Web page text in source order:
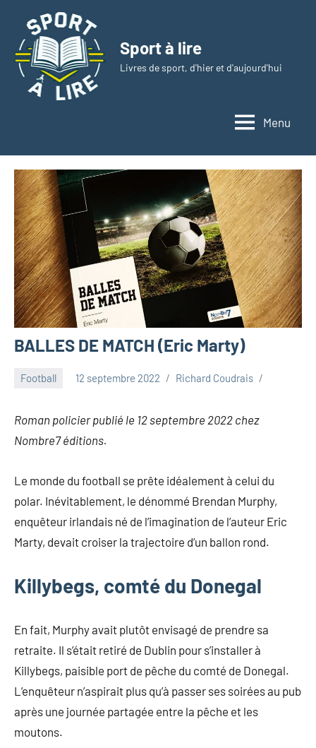
contenu
Sport à lire
Livres de sport, d'hier et d'aujourd'hui
Menu
BALLES DE MATCH (Eric Marty)
Football 12 septembre 2022 Richard Coudrais
Roman policier publié le 12 septembre 2022 chez
Nombre7 éditions.
Le monde du football se prête idéalement à celui du
polar. Inévitablement, le dénommé Brendan Murphy,
enquêteur irlandais né de l’imagination de l’auteur Eric
Marty, devait croiser la trajectoire d’un ballon rond.
Killybegs, comté du Donegal
En fait, Murphy avait plutôt envisagé de prendre sa
retraite. Il s’était retiré de Dublin pour s’installer à
Killybegs, paisible port de pêche du comté de Donegal.
L’enquêteur n’aspirait plus qu’à passer ses soirées au pub
après une journée partagée entre la pêche et les
moutons.